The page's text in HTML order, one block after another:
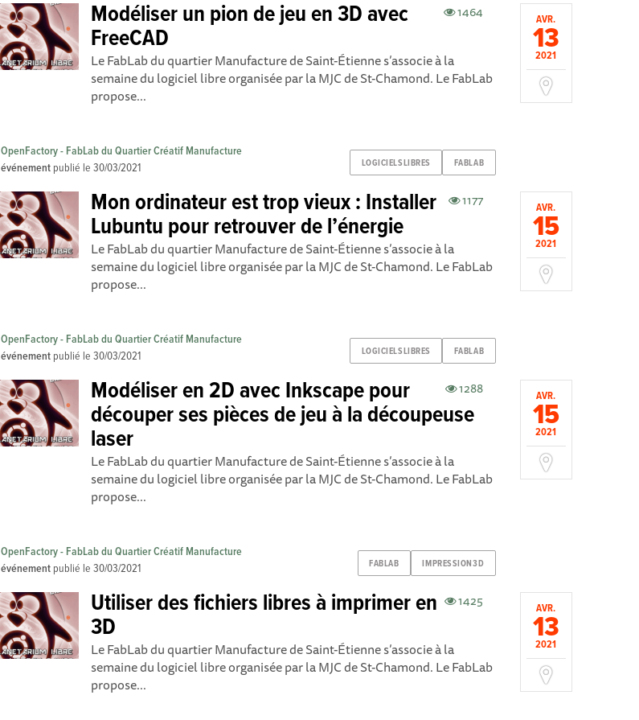
AVR.
13
2021
1464
Modéliser un pion de jeu en 3D avec
FreeCAD
Le FabLab du quartier Manufacture de Saint-Étienne s’associe à la
semaine du logiciel libre organisée par la MJC de St-Chamond. Le FabLab
propose...
LOGICIELSLIBRES FABLAB
OpenFactory - FabLab du Quartier Créatif Manufacture
événement publié le30/03/2021
AVR.
15
2021
1177
Mon ordinateur est trop vieux : Installer
Lubuntu pour retrouver de l’énergie
Le FabLab du quartier Manufacture de Saint-Étienne s’associe à la
semaine du logiciel libre organisée par la MJC de St-Chamond. Le FabLab
propose...
LOGICIELSLIBRES FABLAB
OpenFactory - FabLab du Quartier Créatif Manufacture
événement publié le30/03/2021
AVR.
15
2021
1288
Modéliser en 2D avec Inkscape pour
découper ses pièces de jeu à la découpeuse
laser
Le FabLab du quartier Manufacture de Saint-Étienne s’associe à la
semaine du logiciel libre organisée par la MJC de St-Chamond. Le FabLab
propose...
FABLAB IMPRESSION3D
OpenFactory - FabLab du Quartier Créatif Manufacture
événement publié le30/03/2021
AVR.
13
2021
1425
Utiliser des fichiers libres à imprimer en
3D
Le FabLab du quartier Manufacture de Saint-Étienne s’associe à la
semaine du logiciel libre organisée par la MJC de St-Chamond. Le FabLab
propose...